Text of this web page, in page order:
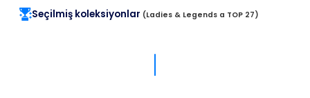
Seçilmiş koleksiyonlar (Ladies & Legends a TOP 27)